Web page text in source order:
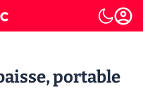
portable